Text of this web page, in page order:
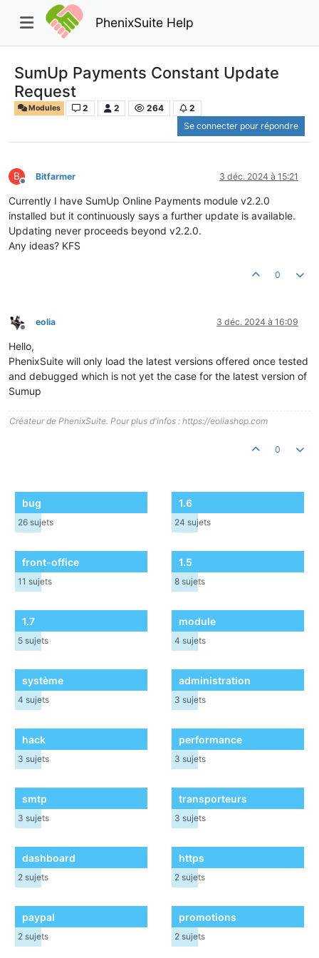
PhenixSuite Help
SumUp Payments Constant Update
Request
Modules 2 2 264
2
Se connecter pour répondre
B
Hors-ligne
Bitfarmer 3 déc. 2024 à 15:21
Currently I have SumUp Online Payments module v2.2.0
installed but it continuously says a further update is available.
Updating never proceeds beyond v2.2.0.
Any ideas? KFS
0
Hors-ligne
eolia 3 déc. 2024 à 16:09
Hello,
PhenixSuite will only load the latest versions offered once tested
and debugged which is not yet the case for the latest version of
Sumup
Créateur de PhenixSuite. Pour plus d'infos : https://eoliashop.com
0
bug
26 sujets
1.6
24 sujets
front-office
11 sujets
1.5
8 sujets
1.7
5 sujets
module
4 sujets
système
4 sujets
administration
3 sujets
hack
3 sujets
performance
3 sujets
smtp
3 sujets
transporteurs
3 sujets
dashboard
2 sujets
https
2 sujets
paypal
2 sujets
promotions
2 sujets